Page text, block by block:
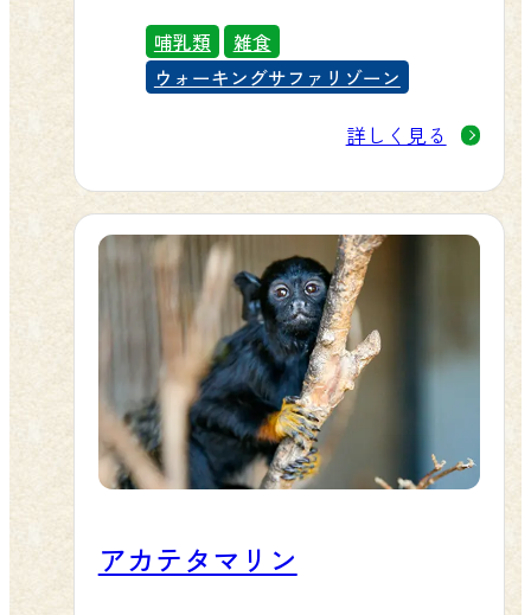
哺乳類
雑食
ウォーキングサファリゾーン
詳しく見る
アカテタマリン